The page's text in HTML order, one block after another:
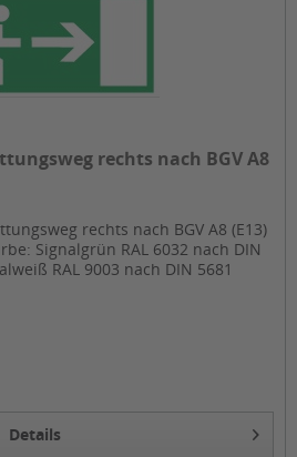
rechts nach BGV A8
rechts nach BGV A8 (E13)
Signalgrün RAL 6032 nach DIN
RAL 9003 nach DIN 5681
Details